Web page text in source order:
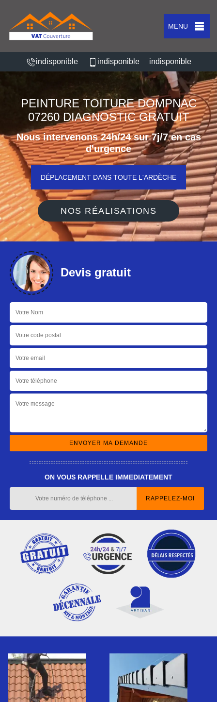
MENU
indisponible indisponible indisponible
PEINTURE TOITURE DOMPNAC
07260 DIAGNOSTIC GRATUIT
Nous intervenons 24h/24 sur 7j/7 en cas
d'urgence
DÉPLACEMENT DANS TOUTE L'ARDÈCHE
NOS RÉALISATIONS
Devis gratuit
ON VOUS RAPPELLE IMMEDIATEMENT